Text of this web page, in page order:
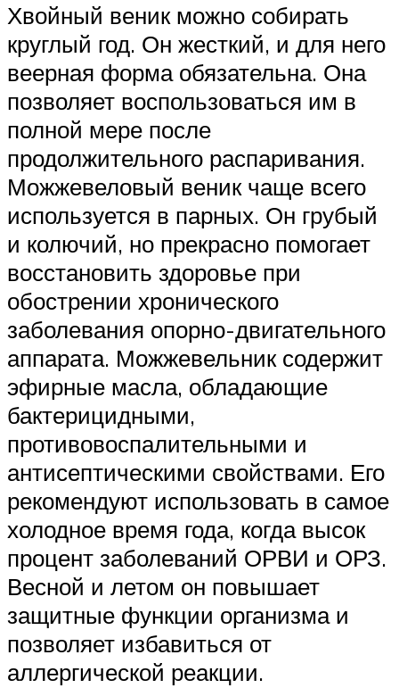
Хвойный веник можно собирать
круглый год. Он жесткий, и для него
веерная форма обязательна. Она
позволяет воспользоваться им в
полной мере после
продолжительного распаривания.
Можжевеловый веник чаще всего
используется в парных. Он грубый
и колючий, но прекрасно помогает
восстановить здоровье при
обострении хронического
заболевания опорно-двигательного
аппарата. Можжевельник содержит
эфирные масла, обладающие
бактерицидными,
противовоспалительными и
антисептическими свойствами. Его
рекомендуют использовать в самое
холодное время года, когда высок
процент заболеваний ОРВИ и ОРЗ.
Весной и летом он повышает
защитные функции организма и
позволяет избавиться от
аллергической реакции.